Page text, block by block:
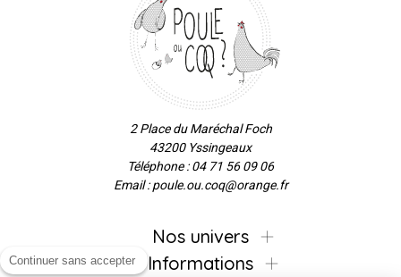
2 Place du Maréchal Foch
43200 Yssingeaux
Téléphone : 04 71 56 09 06
Email : poule.ou.coq@orange.fr
Nos univers
Informations
Continuer sans accepter